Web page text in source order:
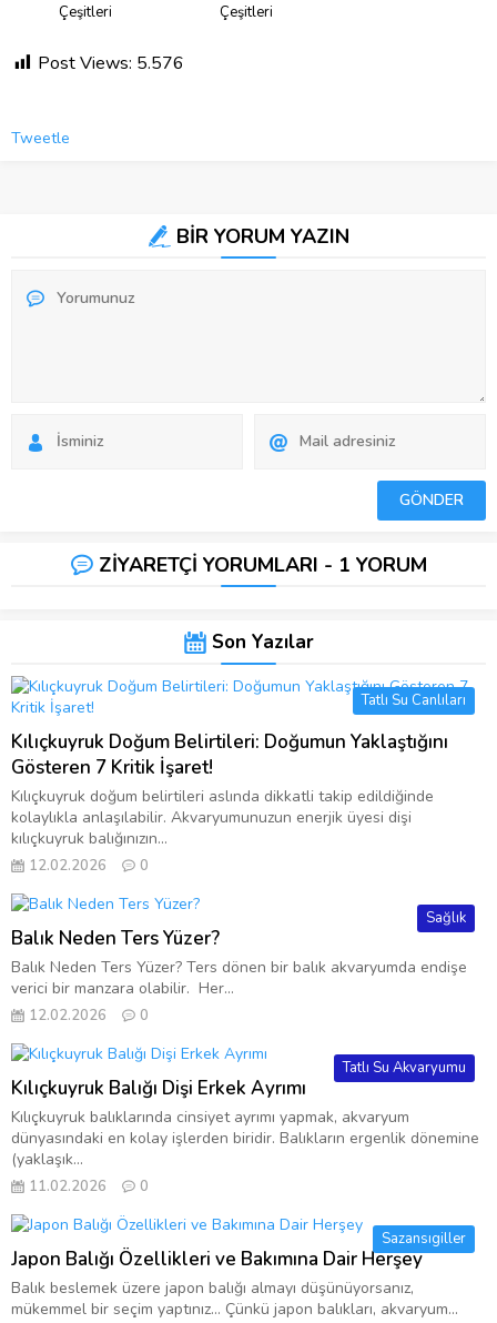
Çeşitleri Çeşitleri
Post Views: 5.576
Tweetle
BİR YORUM YAZIN
ZİYARETÇİ YORUMLARI - 1 YORUM
Son Yazılar
Tatlı Su Canlıları
Kılıçkuyruk Doğum Belirtileri: Doğumun Yaklaştığını
Gösteren 7 Kritik İşaret!
Kılıçkuyruk doğum belirtileri aslında dikkatli takip edildiğinde
kolaylıkla anlaşılabilir. Akvaryumunuzun enerjik üyesi dişi
kılıçkuyruk balığınızın...
12.02.2026 0
Sağlık
Balık Neden Ters Yüzer?
Balık Neden Ters Yüzer? Ters dönen bir balık akvaryumda endişe
verici bir manzara olabilir. Her...
12.02.2026 0
Tatlı Su Akvaryumu
Kılıçkuyruk Balığı Dişi Erkek Ayrımı
Kılıçkuyruk balıklarında cinsiyet ayrımı yapmak, akvaryum
dünyasındaki en kolay işlerden biridir. Balıkların ergenlik dönemine
(yaklaşık...
11.02.2026 0
Sazansıgiller
Japon Balığı Özellikleri ve Bakımına Dair Herşey
Balık beslemek üzere japon balığı almayı düşünüyorsanız,
mükemmel bir seçim yaptınız… Çünkü japon balıkları, akvaryum...